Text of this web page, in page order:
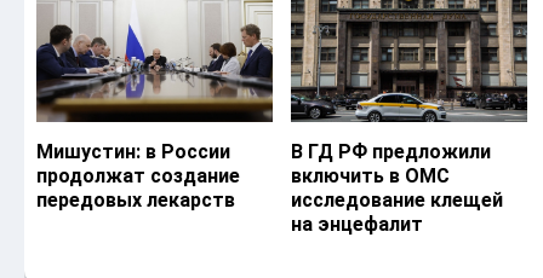
Мишустин: в России
продолжат создание
передовых лекарств
В ГД РФ предложили
включить в ОМС
исследование клещей
на энцефалит